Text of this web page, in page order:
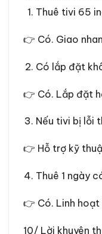
Thuê tivi 65
👉 Có. Giao
Có lắp đặt
👉 Có. Lắp đặt
Nếu tivi bị lỗi
👉 Hỗ trợ kỹ
Thuê 1 ngày
👉 Có. Linh hoạt
10/ Lời khuyên